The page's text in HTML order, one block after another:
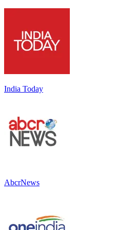
India Today
AbcrNews